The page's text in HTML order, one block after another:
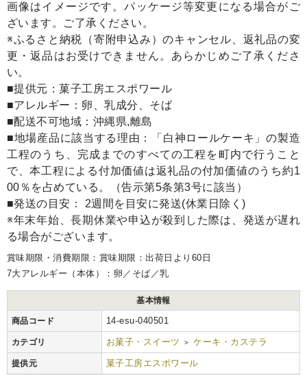
画像はイメージです。パッケージ等変更になる場合がご
ざいます。ご了承ください。
※ふるさと納税（寄附申込み）のキャンセル、返礼品の変
更・返品はお受けできません。あらかじめご了承くださ
い。
■提供元：菓子工房エスポワール
■アレルギー：卵、乳成分、そば
■配送不可地域：沖縄県,離島
■地場産品に該当する理由：「白神ロールケーキ」の製造
工程のうち、完成までのすべての工程を町内で行うこと
で、本工程による付加価値は返礼品の付加価値のうち約1
00％を占めている。（告示第5条第3号に該当）
■発送の目安： 2週間を目安に発送(休業日除く)
※年末年始、長期休業や申込が殺到した際は、発送が遅れ
る場合がございます。
賞味期限・消費期限：賞味期限：出荷日より60日
7大アレルギー（本体）：卵／そば／乳
基本情報
商品コード 14-esu-040501
カテゴリ お菓子・スイーツ > ケーキ・カステラ
提供元 菓子工房エスポワール